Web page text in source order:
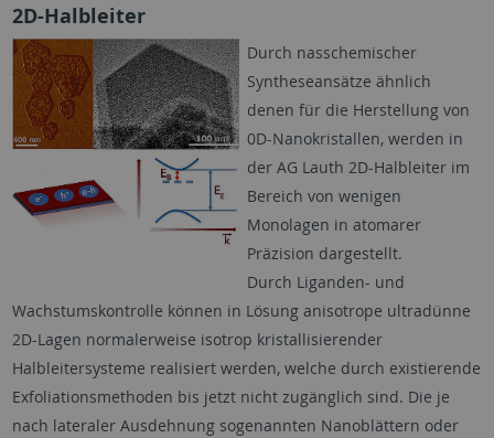
2D-Halbleiter
Durch nasschemischer
Syntheseansätze ähnlich
denen für die Herstellung von
0D-Nanokristallen, werden in
der AG Lauth 2D-Halbleiter im
Bereich von wenigen
Monolagen in atomarer
Präzision dargestellt.
Durch Liganden- und
Wachstumskontrolle können in Lösung anisotrope ultradünne
2D-Lagen normalerweise isotrop kristallisierender
Halbleitersysteme realisiert werden, welche durch existierende
Exfoliationsmethoden bis jetzt nicht zugänglich sind. Die je
nach lateraler Ausdehnung sogenannten Nanoblättern oder